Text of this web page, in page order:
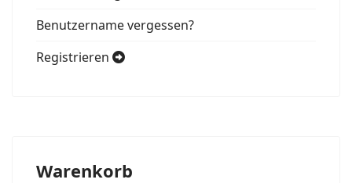
Benutzername vergessen?
Registrieren
Warenkorb